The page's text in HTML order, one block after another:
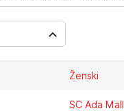
Ženski
SC Ada Mall